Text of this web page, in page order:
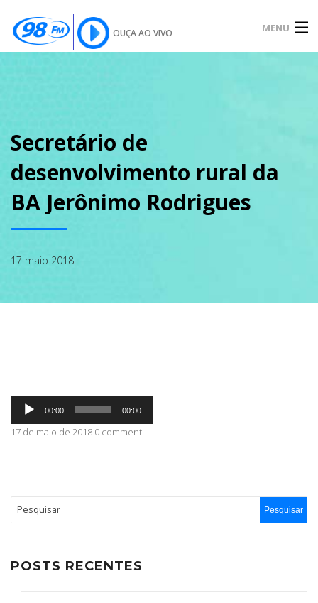
OUÇA AO VIVO MENU
SOBRE
CONTATO
Secretário de
desenvolvimento rural da
BA Jerônimo Rodrigues
17 maio 2018
Tocador
áudio
00:00 00:00
17 de maio de 2018 0 comment
POSTS RECENTES